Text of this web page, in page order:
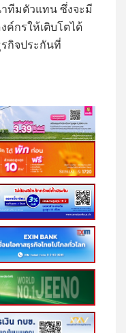
ทีมตัวแทน ซึ่งจะมี
กรให้เติบโตได้
กิจประกันที่